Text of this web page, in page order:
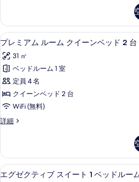
の
す
べ
て
の
写
真
を
表
す
る
台
の
詳
細
イ
ー
ン
ベ
ッ
ド
2
台
(View)
べ
て
ス
ル
ー
ク
イ
ー
ン
ベ
ッ
ド
2
詳
細
プ
レ
ミ
ア
ム
ル
ム
イ
ー
ン
高級寝具
5
プレミアム ルーム クイーンベッド 2 台
31 ㎡
ベッドルーム 1 室
定員 4 名
クイーンベッド 2 台
WiFi (無料)
詳細
プ
ム
ル
ー
エ
エグゼク
7
エグゼクティブ スイート 1 ベッドルー